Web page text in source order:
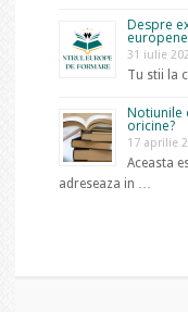
Despre
europene
31 iulie
Tu stii la
Notiunile
oricine?
17 aprilie
Aceasta
adreseaza in …